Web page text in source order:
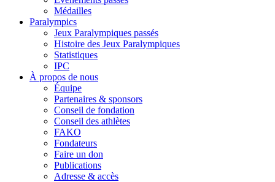
Médailles
Paralympics
Jeux Paralympiques passés
Histoire des Jeux Paralympiques
Statistiques
IPC
À propos de nous
Équipe
Partenaires & sponsors
Conseil de fondation
Conseil des athlètes
FAKO
Fondateurs
Faire un don
Publications
Adresse & accès